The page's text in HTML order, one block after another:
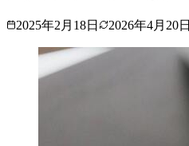
2025年2月18日 2026年4月20日